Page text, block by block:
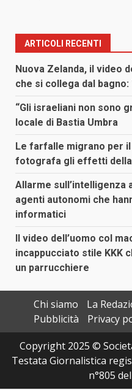
ARTICOLI RECENTI
Nuova Zelanda, il video
che si collega dal bagno:
“Gli israeliani non sono
locale di Bastia Umbra
Le farfalle migrano per
fotografa gli effetti
Allarme
agenti autonomi che
informatici
Il video dell’uomo col
incappucciato stile KKK
un parrucchiere
Chi siamo
La
Pubblicità
Privacy
Copyright 2025 ©
Testata Giornalistica
n°805